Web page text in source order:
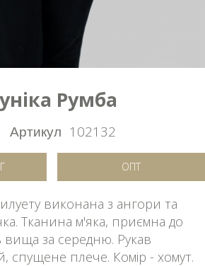
Румба
Артикул 102132
ОПТ
виконана з ангори та
Тканина м'яка, приємна до
вища за середню. Рукав
спущене плече. Комір - хомут.